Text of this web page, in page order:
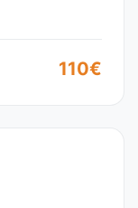
110€